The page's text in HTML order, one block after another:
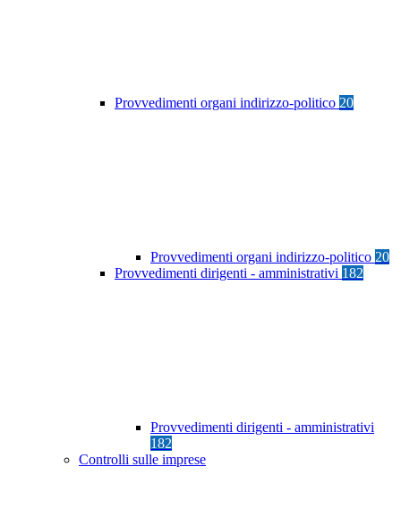
Provvedimenti organi indirizzo-politico 20
Provvedimenti organi indirizzo-politico 20
Provvedimenti dirigenti - amministrativi 182
Provvedimenti dirigenti - amministrativi
182
Controlli sulle imprese